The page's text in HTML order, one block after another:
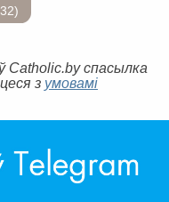
спасылка
з умовамі